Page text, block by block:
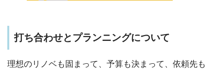
打ち合わせとプランニングについて
理想のリノベも固まって、予算も決まって、依頼先も